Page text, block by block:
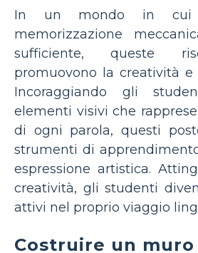
In un mondo in cui
memorizzazione
sufficiente, queste
promuovono la creatività e
Incoraggiando gli
elementi visivi che
di ogni parola, questi
strumenti di
espressione artistica.
creatività, gli studenti
attivi nel proprio viaggio
Costruire un muro